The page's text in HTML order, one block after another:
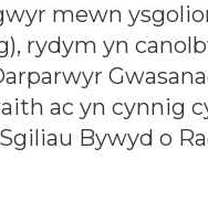
mewn
rydym yn
ac yn
Bywyd o